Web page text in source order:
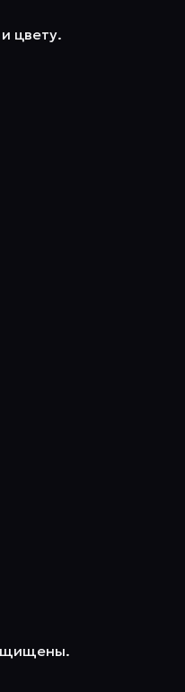
цвету.